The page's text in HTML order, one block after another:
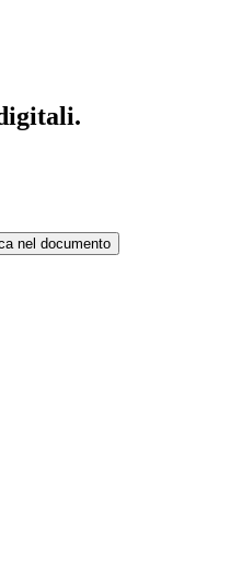
nel documento